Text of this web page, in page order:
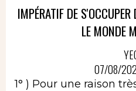
IMPÉRATIF DE
LE MONDE
07/08/
1° ) Pour une raison